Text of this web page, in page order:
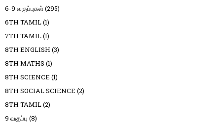
6-9 வகுப்புகள்(295)
6TH TAMIL(1)
7TH TAMIL(1)
8TH ENGLISH (3)
8TH MATHS (1)
8TH SCIENCE (1)
8TH SOCIAL SCIENCE (2)
8TH TAMIL(2)
9 வகுப்பு (8)